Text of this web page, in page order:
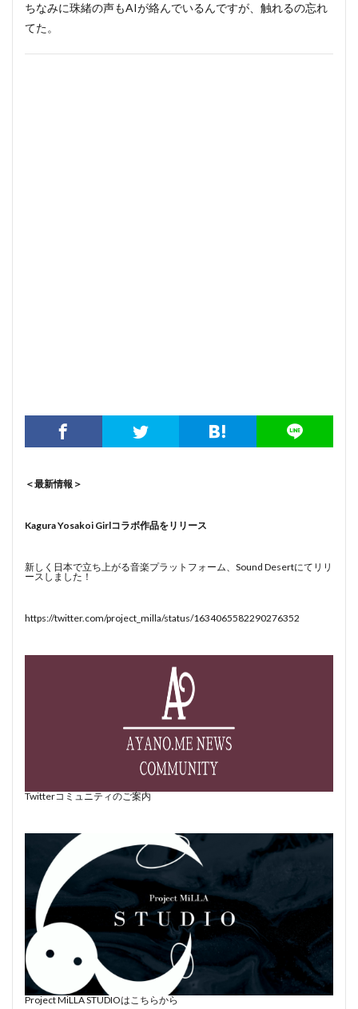
ちなみに珠緒の声もAIが絡んでいるんですが、触れるの忘れ
てた。
＜最新情報＞
Kagura Yosakoi Girlコラボ作品をリリース
新しく日本で立ち上がる音楽プラットフォーム、Sound Desertにてリリ
ースしました！
https://twitter.com/project_milla/status/1634065582290276352
Twitterコミュニティのご案内
Project MiLLA STUDIOはこちらから